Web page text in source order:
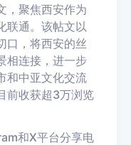
，聚焦西安作为
联通。该帖文以
口，将西安的丝
相连接，进一步
和中亚文化交流
前收获超3万浏览
和X平台分享电